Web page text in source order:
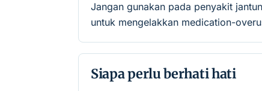
Jangan gunakan pada penyakit
untuk mengelakkan medication-
Siapa perlu berhati hati